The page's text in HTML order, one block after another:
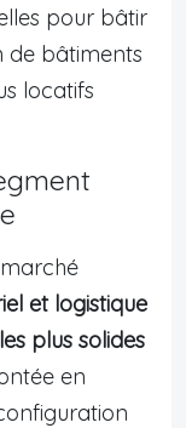
pour bâtir
de bâtiments
locatifs
et logistique
plus solides
en